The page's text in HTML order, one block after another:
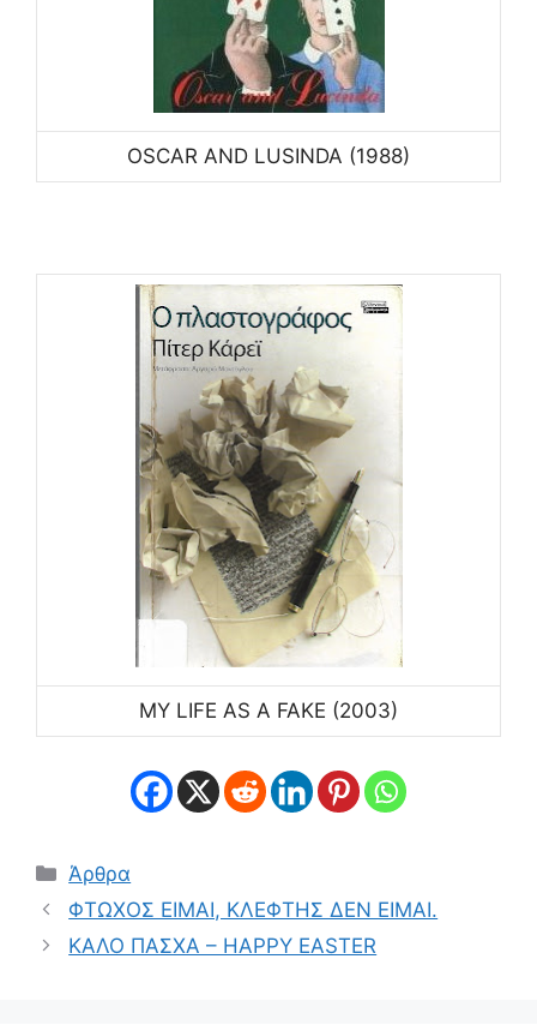
OSCAR AND LUSINDA (1988)
MY LIFE AS A FAKE (2003)
Κατηγορίες
Άρθρα
ΦΤΩΧΟΣ ΕΙΜΑΙ, ΚΛΕΦΤΗΣ ΔΕΝ ΕΙΜΑΙ.
ΚΑΛΟ ΠΑΣΧΑ – HAPPY EASTER